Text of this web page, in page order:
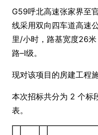
G59呼北高速张家界至
线采用双向四车道高速
里/小时，路基宽度26
路–Ⅰ级。
现对该项目的房建工程
本次招标共分为 2 个标
表。